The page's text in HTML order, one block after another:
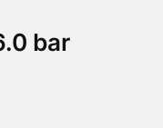
bar